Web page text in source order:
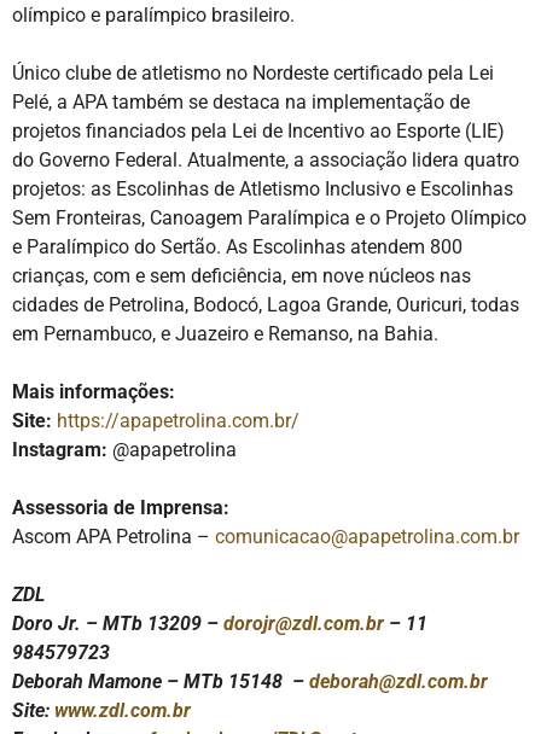
olímpico e paralímpico brasileiro.
Único clube de atletismo no Nordeste certificado pela Lei
Pelé, a APA também se destaca na implementação de
projetos financiados pela Lei de Incentivo ao Esporte (LIE)
do Governo Federal. Atualmente, a associação lidera quatro
projetos: as Escolinhas de Atletismo Inclusivo e Escolinhas
Sem Fronteiras, Canoagem Paralímpica e o Projeto Olímpico
e Paralímpico do Sertão. As Escolinhas atendem 800
crianças, com e sem deficiência, em nove núcleos nas
cidades de Petrolina, Bodocó, Lagoa Grande, Ouricuri, todas
em Pernambuco, e Juazeiro e Remanso, na Bahia.
Mais informações:
Site: https://apapetrolina.com.br/
Instagram: @apapetrolina
Assessoria de Imprensa:
Ascom APA Petrolina – comunicacao@apapetrolina.com.br
ZDL
Doro Jr. – MTb 13209 – dorojr@zdl.com.br – 11
984579723
Deborah Mamone – MTb 15148 – deborah@zdl.com.br
Site: www.zdl.com.br